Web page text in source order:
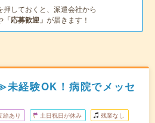
押しておくと、派遣会社から
「応募歓迎」 が届きます！
経験OK！病院でメッセ
給あり 土日祝日が休み 残業なし